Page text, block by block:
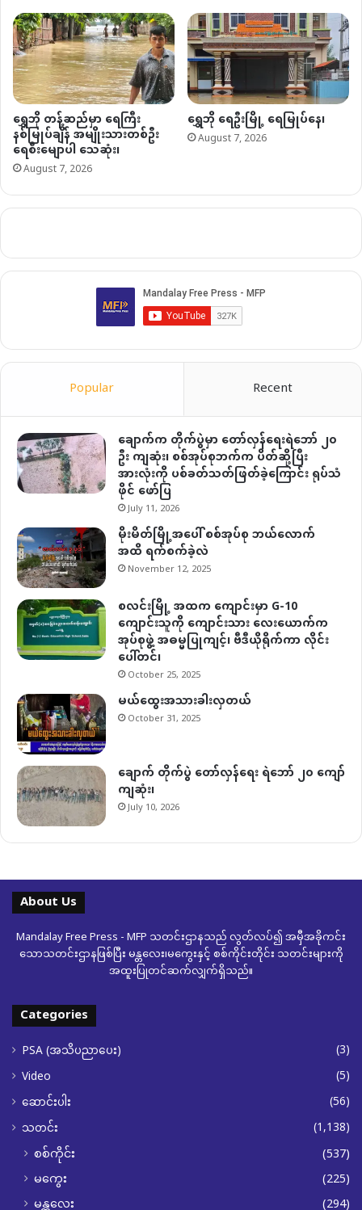
ရွှေဘို တန့်ဆည်မှာ ရေကြီး
နစ်မြုပ်ချိန် အမျိုးသားတစ်ဦး
ရေစီးမျောပါ သေဆုံး၊
August 7, 2026
ရွှေဘို ရေဦးမြို့ ရေမြုပ်နေ၊
August 7, 2026
Popular Recent
ချောက်က တိုက်ပွဲမှာ တော်လှန်ရေးရဲဘော် ၂၀
ဦး ကျဆုံး၊ စစ်အုပ်စုဘက်က ပိတ်ဆို့ပြီး
အားလုံးကို ပစ်ခတ်သတ်ဖြတ်ခဲ့ကြောင်း ရုပ်သံ
ဖိုင် ဖော်ပြ
July 11, 2026
မိုးမိတ်မြို့အပေါ် စစ်အုပ်စု ဘယ်လောက်
အထိ ရက်စက်ခဲ့လဲ
November 12, 2025
စလင်းမြို့ အထက ကျောင်းမှာ G-10
ကျောင်းသူကို ကျောင်းသား လေးယောက်က
အုပ်စုဖွဲ့ အဓမ္မပြုကျင့်၊ ဗီဒီယိုရိုက်ကာ လိုင်း
ပေါ်တင်၊
October 25, 2025
မယ်ထွေးအသားခါးလှတယ်
October 31, 2025
ချောက် တိုက်ပွဲ တော်လှန်ရေး ရဲဘော် ၂၀ ကျော်
ကျဆုံး၊
July 10, 2026
About Us
Mandalay Free Press - MFP သတင်းဌာနသည် လွတ်လပ်၍ အမှီအခိုကင်း
သောသတင်းဌာနဖြစ်ပြီး မန္တလေး၊မကွေးနှင့် စစ်ကိုင်းတိုင်း သတင်းများကို
အထူးပြုတင်ဆက်လျှက်ရှိသည်။
Categories
PSA (အသိပညာပေး)
(3)
Video
(5)
ဆောင်းပါး
(56)
သတင်း
(1,138)
စစ်ကိုင်း
(537)
မကွေး
(225)
မန္တလေး
(294)